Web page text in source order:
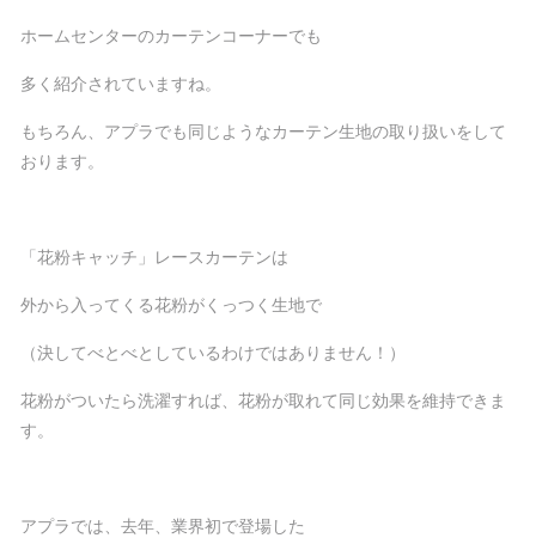
ホームセンターのカーテンコーナーでも
多く紹介されていますね。
もちろん、アプラでも同じようなカーテン生地の取り扱いをして
おります。
「花粉キャッチ」レースカーテンは
外から入ってくる花粉がくっつく生地で
（決してべとべとしているわけではありません！）
花粉がついたら洗濯すれば、花粉が取れて同じ効果を維持できま
す。
アプラでは、去年、業界初で登場した